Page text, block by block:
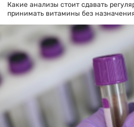
Какие анализы стоит сдавать
принимать витамины без